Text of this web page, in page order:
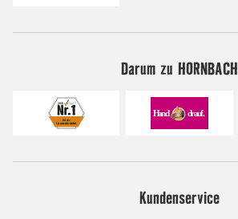
Darum zu HORNBACH
Kundenservice